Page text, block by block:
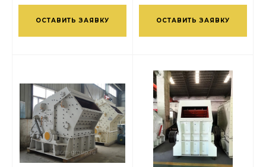
ОСТАВИТЬ ЗАЯВКУ ОСТАВИТЬ ЗАЯВКУ